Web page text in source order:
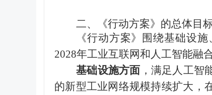
二、《行动方案》的总体目
《行动方案》围绕基础设
2028年工业互联网和人工智能融
基础设施方面 ，满足人工智
的新型工业网络规模持续扩大，